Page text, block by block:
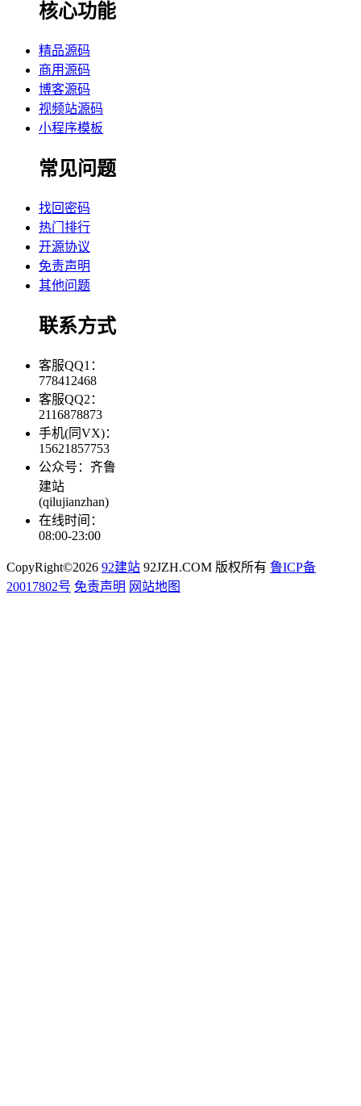
核心功能
精品源码
商用源码
博客源码
视频站源码
小程序模板
常见问题
找回密码
热门排行
开源协议
免责声明
其他问题
联系方式
客服QQ1：
778412468
客服QQ2：
2116878873
手机(同VX)：
15621857753
公众号：齐鲁
建站
(qilujianzhan)
在线时间：
08:00-23:00
CopyRight©2026 92建站 92JZH.COM 版权所有 鲁ICP备
20017802号 免责声明 网站地图